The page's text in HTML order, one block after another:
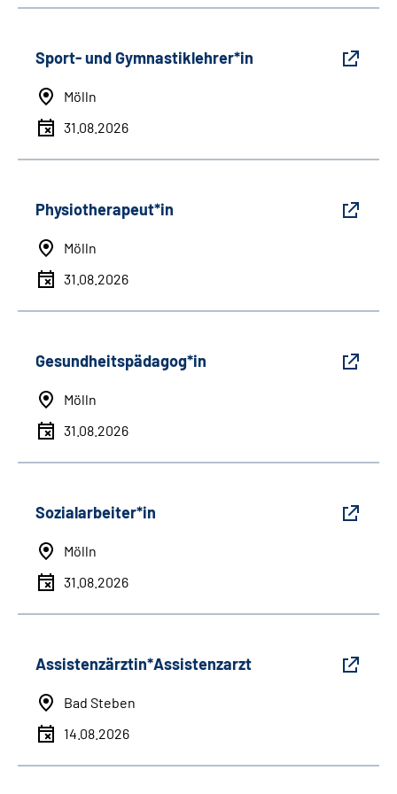
Sport- und Gymnastiklehrer*in
Mölln
31.08.2026
Physiotherapeut*in
Mölln
31.08.2026
Gesundheitspädagog*in
Mölln
31.08.2026
Sozialarbeiter*in
Mölln
31.08.2026
Assistenzärztin*Assistenzarzt
Bad Steben
14.08.2026